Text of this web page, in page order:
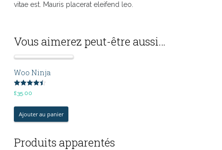
vitae est. Mauris placerat eleifend leo.
Vous aimerez peut-être aussi…
Woo Ninja
Note
4.50
£35.00
Ajouter au panier
Produits apparentés